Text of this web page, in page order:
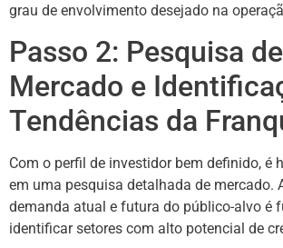
grau de envolvimento desejado na
Passo 2: Pesquisa de
Mercado e
Tendências da
Com o perfil de investidor bem definido, é
em uma pesquisa detalhada de mercado.
demanda atual e futura do público-alvo é
identificar setores com alto potencial de